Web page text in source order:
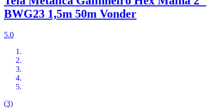
BWG23 1,5m 50m Vonder
5.0
(3)